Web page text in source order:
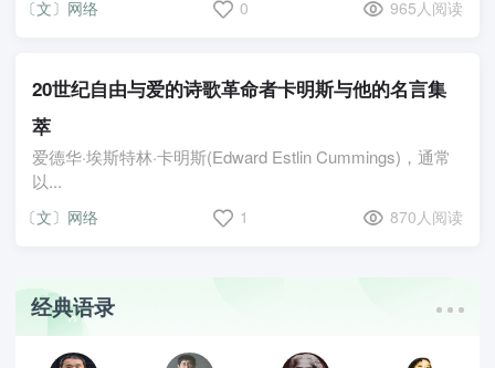
〔文〕网络 0 965人阅读
20世纪自由与爱的诗歌革命者卡明斯与他的名言集
萃
爱德华·埃斯特林·卡明斯(Edward Estlin Cummings)，通常
以...
〔文〕网络 1 870人阅读
经典语录